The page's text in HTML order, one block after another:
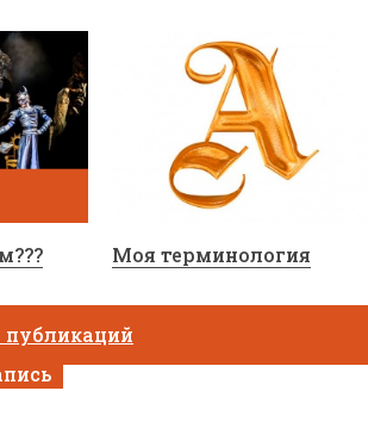
Моя терминология
публикаций